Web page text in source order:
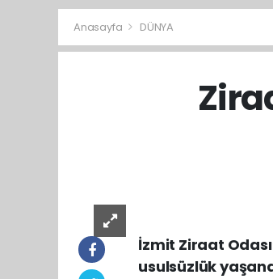
Anasayfa DÜNYA
İzmit Ziraat
usulsüzlük